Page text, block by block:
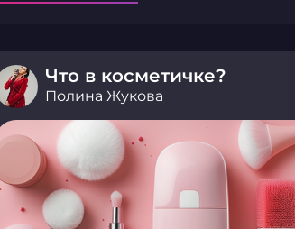
Что в косметичке?
Полина Жукова